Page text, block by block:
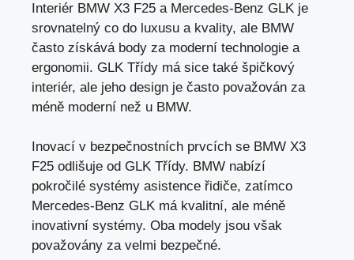
Interiér BMW X3 F25 a Mercedes-Benz GLK je
srovnatelný co do luxusu a kvality, ale BMW
často získává body za moderní technologie a
ergonomii. GLK Třídy má sice také špičkový
interiér, ale jeho design je často považován za
méně moderní než u BMW.
Inovací v bezpečnostních prvcích se BMW X3
F25 odlišuje od GLK Třídy. BMW nabízí
pokročilé systémy asistence řidiče, zatímco
Mercedes-Benz GLK má kvalitní, ale méně
inovativní systémy. Oba modely jsou však
považovány za velmi bezpečné.